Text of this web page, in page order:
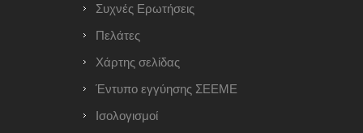
Συχνές Ερωτήσεις
Πελάτες
Χάρτης σελίδας
Έντυπο εγγύησης ΣΕΕΜΕ
Ισολογισμοί